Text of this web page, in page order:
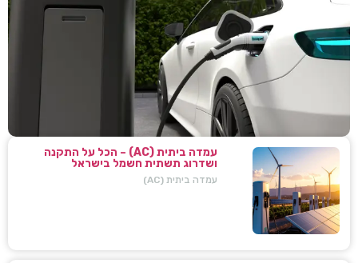
עמדה ביתית (AC) – הכל על התקנה
ושדרוג תשתית חשמל בישראל
עמדה ביתית (AC)